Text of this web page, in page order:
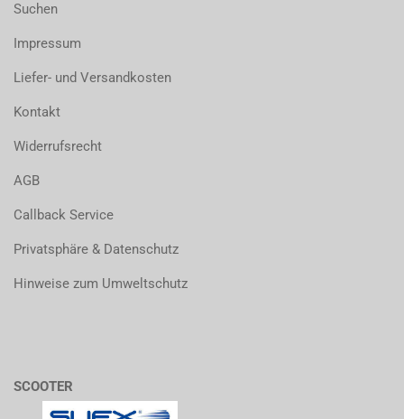
Suchen
Impressum
Liefer- und Versandkosten
Kontakt
Widerrufsrecht
AGB
Callback Service
Privatsphäre & Datenschutz
Hinweise zum Umweltschutz
SCOOTER